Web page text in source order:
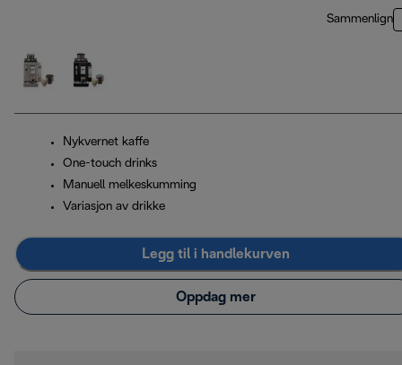
Sammenlign
Nykvernet kaffe
One-touch drinks
Manuell melkeskumming
Variasjon av drikke
Legg til i handlekurven
Oppdag mer